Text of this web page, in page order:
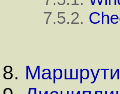
7.5.2.
8.